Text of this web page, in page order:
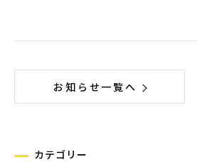
お知らせ一覧へ
カテゴリー